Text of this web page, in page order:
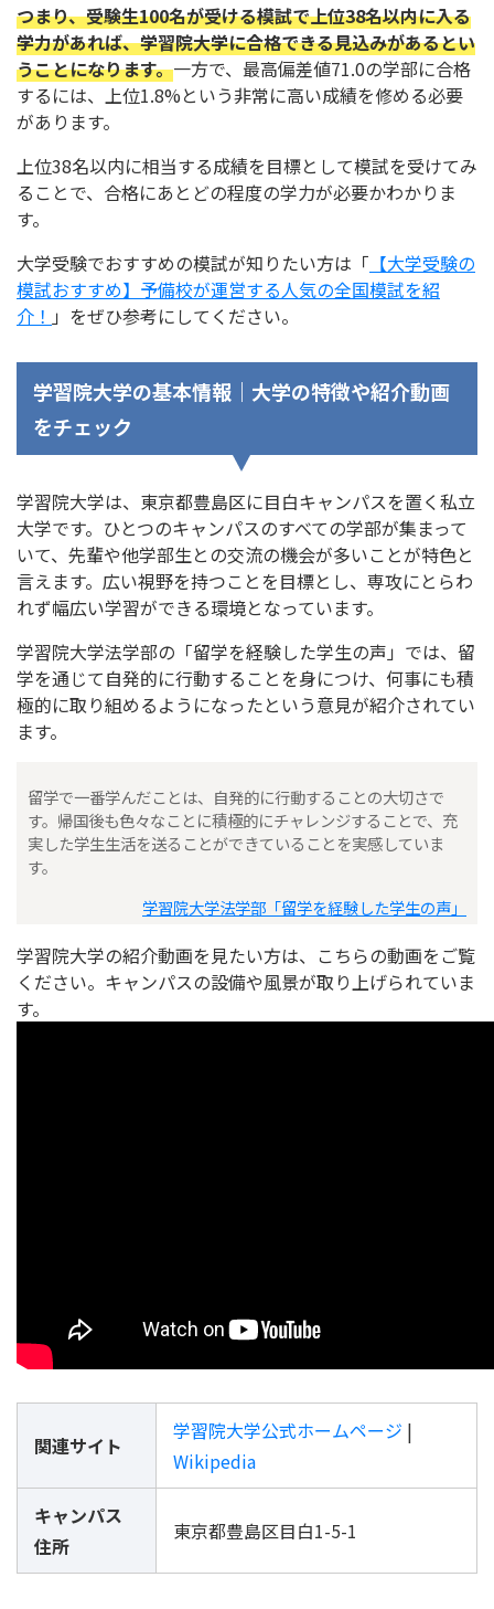
つまり、受験生100名が受ける模試で上位38名以内に入る
学力があれば、学習院大学に合格できる見込みがあるとい
うことになります。一方で、最高偏差値71.0の学部に合格
するには、上位1.8%という非常に高い成績を修める必要
があります。
上位38名以内に相当する成績を目標として模試を受けてみ
ることで、合格にあとどの程度の学力が必要かわかりま
す。
大学受験でおすすめの模試が知りたい方は「 【大学受験の
模試おすすめ】予備校が運営する人気の全国模試を紹
介！ 」をぜひ参考にしてください。
学習院大学の基本情報｜大学の特徴や紹介動画
をチェック
学習院大学は、東京都豊島区に目白キャンパスを置く私立
大学です。ひとつのキャンパスのすべての学部が集まって
いて、先輩や他学部生との交流の機会が多いことが特色と
言えます。広い視野を持つことを目標とし、専攻にとらわ
れず幅広い学習ができる環境となっています。
学習院大学法学部の「留学を経験した学生の声」では、留
学を通じて自発的に行動することを身につけ、何事にも積
極的に取り組めるようになったという意見が紹介されてい
ます。
留学で一番学んだことは、自発的に行動することの大切さで
す。帰国後も色々なことに積極的にチャレンジすることで、充
実した学生生活を送ることができていることを実感していま
す。
学習院大学法学部「留学を経験した学生の声」
学習院大学の紹介動画を見たい方は、こちらの動画をご覧
ください。キャンパスの設備や風景が取り上げられていま
す。
関連サイト
学習院大学公式ホームページ |
Wikipedia
キャンパス
住所
東京都豊島区目白1-5-1